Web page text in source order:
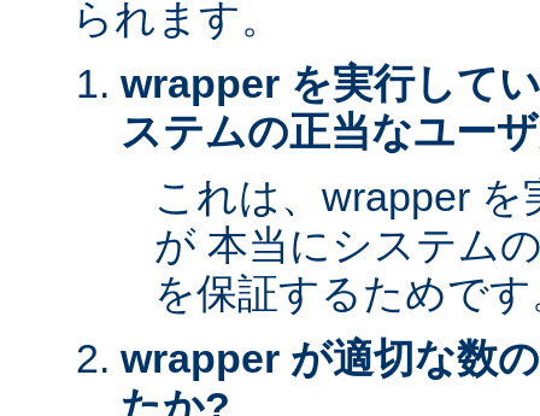
られます。
wrapper を実行して
ステムの正当なユー
これは、wrapper
が 本当にシステム
を保証するためで
wrapper が適切な数
たか?